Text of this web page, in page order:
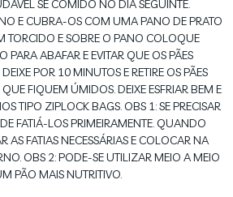
SE COMIDO NO DIA SEGUINTE.
E CUBRA-OS COM UMA PANO DE PRATO
TORCIDO E SOBRE O PANO COLOQUE
PARA ABAFAR E EVITAR QUE OS PÃES
POR 10 MINUTOS E RETIRE OS PÃES
FIQUEM ÚMIDOS. DEIXE ESFRIAR BEM E
TIPO ZIPLOCK BAGS. OBS 1: SE PRECISAR
FATIÁ-LOS PRIMEIRAMENTE. QUANDO
AS FATIAS NECESSÁRIAS E COLOCAR NA
OBS 2: PODE-SE UTILIZAR MEIO A MEIO
PÃO MAIS NUTRITIVO.